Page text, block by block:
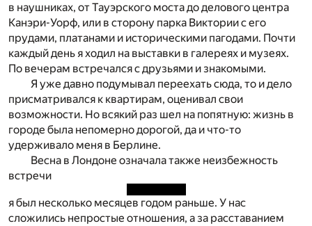
в наушниках, от Тауэрского моста до делового центра
Канэри-Уорф, или в сторону парка Виктории с его
прудами, платанами и историческими пагодами. Почти
каждый день я ходил на выставки в галереях и музеях.
По вечерам встречался с друзьями и знакомыми.
Я уже давно подумывал переехать сюда, то и дело
присматривался к квартирам, оценивал свои
возможности. Но всякий раз шел на попятную: жизнь в
городе была непомерно дорогой, да и что-то
удерживало меня в Берлине.
Весна в Лондоне означала также неизбежность
встречи
я был несколько месяцев годом раньше. У нас
сложились непростые отношения, а за расставанием